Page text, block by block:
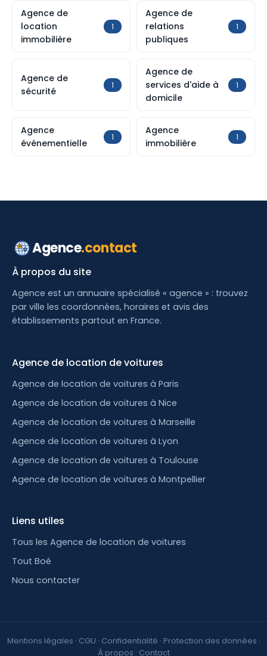
Agence de
location
immobilière
1
Agence de
relations
publiques
1
Agence de
sécurité
1
Agence de
services d'aide à
domicile
1
Agence
événementielle
1
Agence
immobilière
1
Agence.contact
À propos du site
Agence est un annuaire spécialisé « agence » : trouvez
par ville les coordonnées, horaires et avis des
établissements partout en France.
Agence de location de voitures
Agence de location de voitures à Paris
Agence de location de voitures à Nice
Agence de location de voitures à Marseille
Agence de location de voitures à Lyon
Agence de location de voitures à Toulouse
Agence de location de voitures à Montpellier
Liens utiles
Tous les Agence de location de voitures
Tout Boé
Nous contacter
Mentions légales · CGU · Confidentialité · Protection des données ·
À propos · Contact